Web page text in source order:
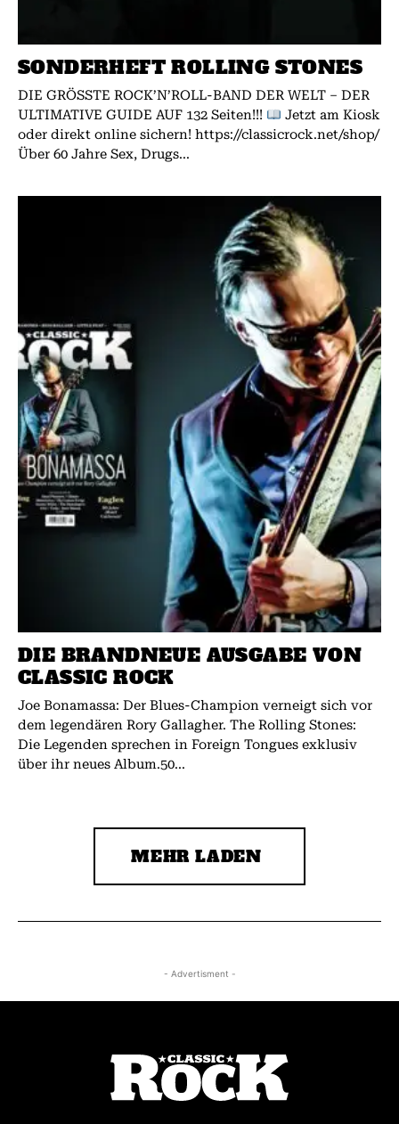
SONDERHEFT ROLLING STONES
DIE GRÖSSTE ROCK’N’ROLL-BAND DER WELT – DER
ULTIMATIVE GUIDE AUF 132 Seiten!!!
Jetzt am Kiosk
oder direkt online sichern! https://classicrock.net/shop/
Über 60 Jahre Sex, Drugs...
DIE BRANDNEUE AUSGABE VON
CLASSIC ROCK
Joe Bonamassa: Der Blues-Champion verneigt sich vor
dem legendären Rory Gallagher. The Rolling Stones:
Die Legenden sprechen in Foreign Tongues exklusiv
über ihr neues Album.50...
MEHR LADEN
- Advertisment -